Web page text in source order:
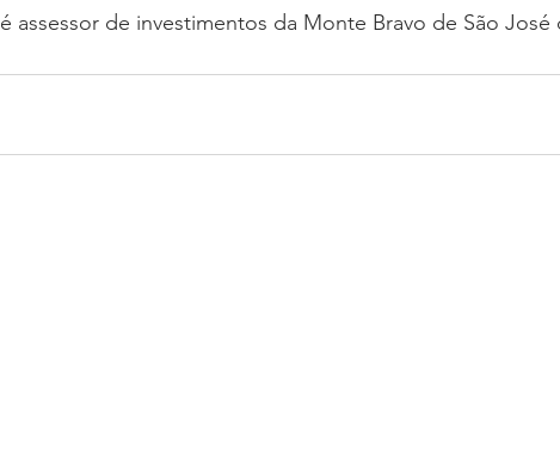
é assessor de investimentos da Monte Bravo de São José